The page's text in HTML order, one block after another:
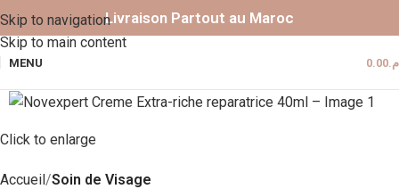
Skip to navigation
Skip to main content
Livraison Partout au Maroc
MENU 0.00
Click to enlarge
Accueil Soin de Visage